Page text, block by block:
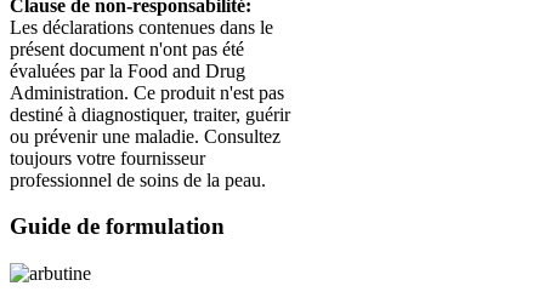
Clause de non-responsabilité:
Les déclarations contenues dans le
présent document n'ont pas été
évaluées par la Food and Drug
Administration. Ce produit n'est pas
destiné à diagnostiquer, traiter, guérir
ou prévenir une maladie. Consultez
toujours votre fournisseur
professionnel de soins de la peau.
Guide de formulation